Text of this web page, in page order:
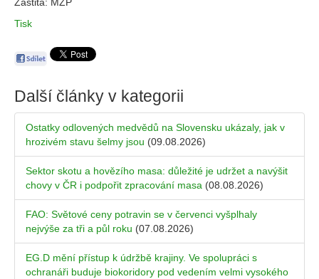
Tisk
Další články v kategorii
Ostatky odlovených medvědů na Slovensku ukázaly, jak v
hrozivém stavu šelmy jsou (09.08.2026)
Sektor skotu a hovězího masa: důležité je udržet a navýšit
chovy v ČR i podpořit zpracování masa (08.08.2026)
FAO: Světové ceny potravin se v červenci vyšplhaly
nejvýše za tři a půl roku (07.08.2026)
EG.D mění přístup k údržbě krajiny. Ve spolupráci s
ochranáři buduje biokoridory pod vedením velmi vysokého